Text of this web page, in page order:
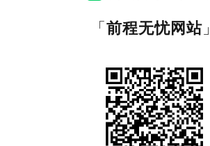
「前程无忧网站」